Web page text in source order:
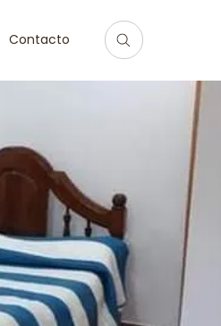
Contacto